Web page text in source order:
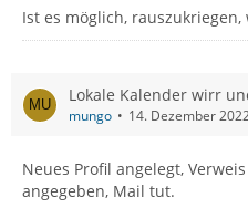
Ist es möglich, rauszukriegen,
Lokale Kalender wirr
mungo 14. Dezember
Neues Profil angelegt,
angegeben, Mail tut.